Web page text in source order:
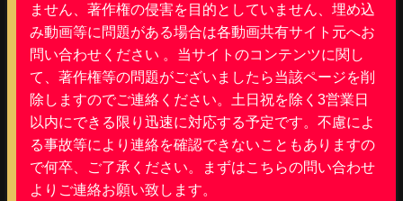
ません、著作権の侵害を目的としていません、埋め込
み動画等に問題がある場合は各動画共有サイト元へお
問い合わせください 。当サイトのコンテンツに関し
て、著作権等の問題がございましたら当該ページを削
除しますのでご連絡ください。土日祝を除く3営業日
以内にできる限り迅速に対応する予定です。不慮によ
る事故等により連絡を確認できないこともありますの
で何卒、ご了承ください。まずはこちらの問い合わせ
よりご連絡お願い致します。